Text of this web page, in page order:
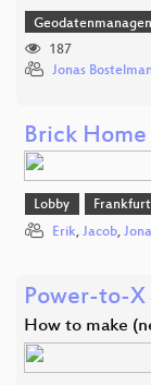
187
Jonas
Brick Home
Lobby Frankfurt
Erik, Jacob,
Power-to-X
How to make